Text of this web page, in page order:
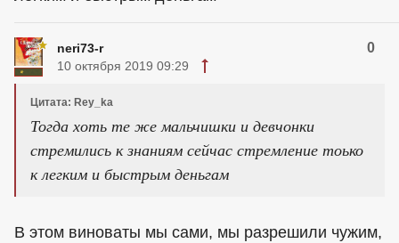
neri73-r 0
10 октября 2019 09:29
Цитата: Rey_ka
Тогда хоть те же мальчишки и девчонки
стремились к знаниям сейчас стремление тоько
к легким и быстрым деньгам
В этом виноваты мы сами, мы разрешили чужим,